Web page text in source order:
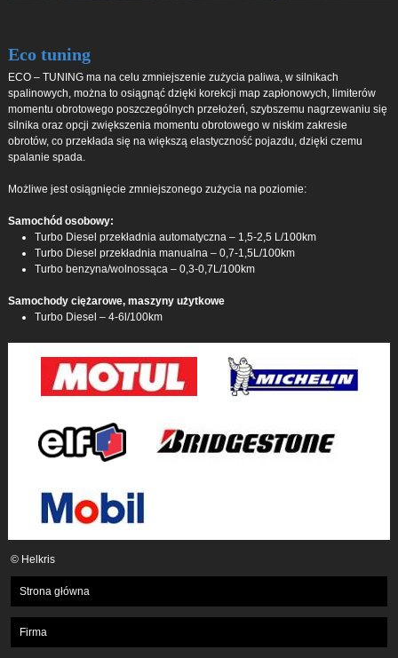
Eco tuning
ECO – TUNING ma na celu zmniejszenie zużycia paliwa, w silnikach
spalinowych, można to osiągnąć dzięki korekcji map zapłonowych, limiterów
momentu obrotowego poszczególnych przełożeń, szybszemu nagrzewaniu się
silnika oraz opcji zwiększenia momentu obrotowego w niskim zakresie
obrotów, co przekłada się na większą elastyczność pojazdu, dzięki czemu
spalanie spada.
Możliwe jest osiągnięcie zmniejszonego zużycia na poziomie:
Samochód osobowy:
Turbo Diesel przekładnia automatyczna – 1,5-2,5 L/100km
Turbo Diesel przekładnia manualna – 0,7-1,5L/100km
Turbo benzyna/wolnossąca – 0,3-0,7L/100km
Samochody ciężarowe, maszyny użytkowe
Turbo Diesel – 4-6l/100km
© Helkris
Strona główna
Firma